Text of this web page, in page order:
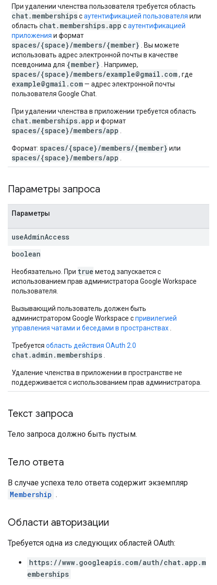
При удалении членства пользователя требуется область
chat.membershipsсаутентификацией пользователя или
область chat.memberships.app саутентификацией
приложения и формат
spaces/{space}/members/{member} . Вы можете
использовать адрес электронной почты в качестве
псевдонима для {member} . Например,
spaces/{space}/members/example@gmail.com, где
example@gmail.com — адрес электронной почты
пользователя Google Chat.
При удалении членства в приложении требуется область
chat.memberships.app и формат
spaces/{space}/members/app
Формат: spaces/{space}/members/{member} или
spaces/{space}/members/app
Параметры запроса
Параметры
useAdminAccess
boolean
Необязательно. При true метод запускается с
использованием прав администратора Google Workspace
пользователя.
Вызывающий пользователь должен быть
администратором Google Workspace спривилегией
управления чатами и беседами в пространствах
Требуется область действия OAuth 2.0
chat.admin.memberships
Удаление членства в приложении в пространстве не
поддерживается с использованием прав администратора.
Текст запроса
Тело запроса должно быть пустым.
Тело ответа
В случае успеха тело ответа содержит экземпляр
Membership .
Области авторизации
Требуется одна из следующих областей OAuth:
https://www.googleapis.com/auth/chat.app.m
emberships